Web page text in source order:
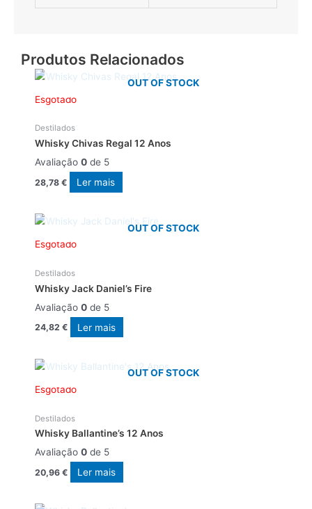
Produtos Relacionados
OUT OF STOCK
Esgotado
Destilados
Whisky Chivas Regal 12 Anos
Avaliação 0 de 5
28,78 € Ler mais
OUT OF STOCK
Esgotado
Destilados
Whisky Jack Daniel’s Fire
Avaliação 0 de 5
24,82 € Ler mais
OUT OF STOCK
Esgotado
Destilados
Whisky Ballantine’s 12 Anos
Avaliação 0 de 5
20,96 € Ler mais